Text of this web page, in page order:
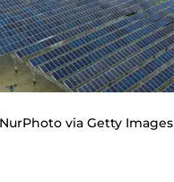
via Getty Images